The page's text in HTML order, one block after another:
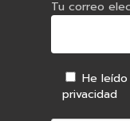
Tu correo
He
privacidad